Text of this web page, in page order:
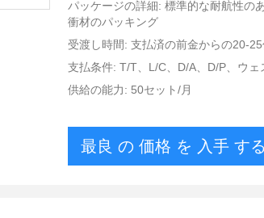
パッケージの詳細: 標準的な耐航性の
衝材のパッキング
受渡し時間: 支払済の前金からの20-25
支払条件: T/T、L/C、D/A、D/P、ウェ
供給の能力: 50セット/月
最良 の 価格 を 入手 する